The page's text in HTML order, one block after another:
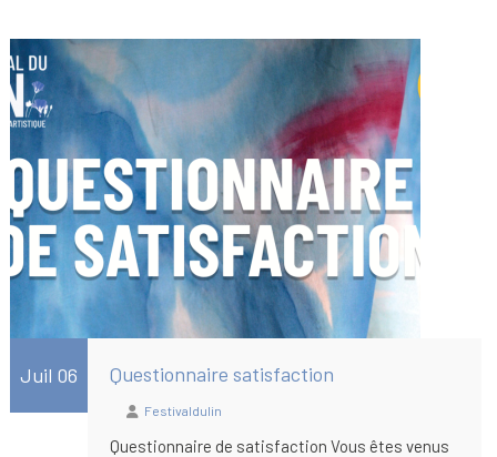
Questionnaire satisfaction
Juil 06
Festivaldulin
Questionnaire de satisfaction Vous êtes venus